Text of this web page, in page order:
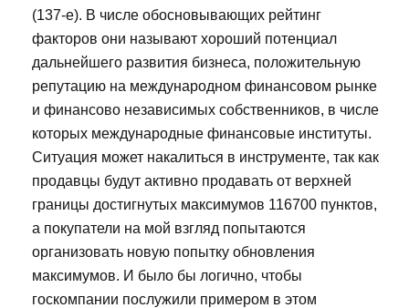
(137-е). В числе обосновывающих рейтинг
факторов они называют хороший потенциал
дальнейшего развития бизнеса, положительную
репутацию на международном финансовом рынке
и финансово независимых собственников, в числе
которых международные финансовые институты.
Ситуация может накалиться в инструменте, так как
продавцы будут активно продавать от верхней
границы достигнутых максимумов 116700 пунктов,
а покупатели на мой взгляд попытаются
организовать новую попытку обновления
максимумов. И было бы логично, чтобы
госкомпании послужили примером в этом